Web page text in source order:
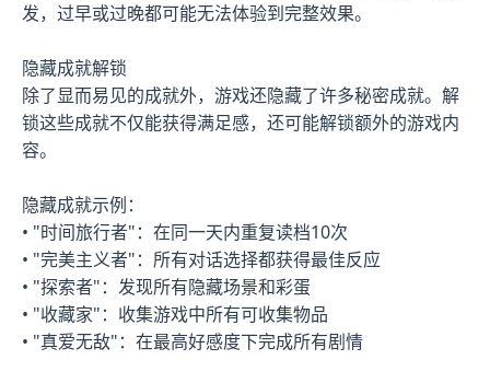
发，过早或过晚都可能无法体验到完整效果。
隐藏成就解锁
除了显而易见的成就外，游戏还隐藏了许多秘密成就。解
锁这些成就不仅能获得满足感，还可能解锁额外的游戏内
容。
隐藏成就示例：
• "时间旅行者"：在同一天内重复读档10次
• "完美主义者"：所有对话选择都获得最佳反应
• "探索者"：发现所有隐藏场景和彩蛋
• "收藏家"：收集游戏中所有可收集物品
• "真爱无敌"：在最高好感度下完成所有剧情